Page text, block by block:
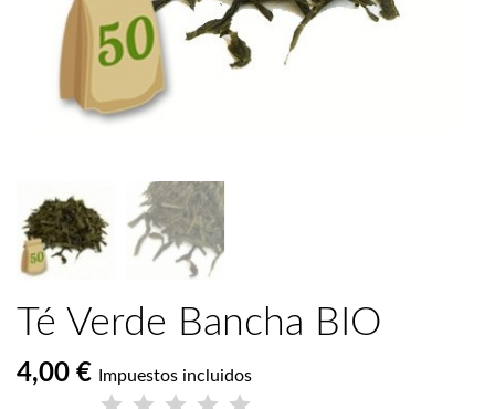
Té Verde Bancha BIO
4,00 € Impuestos incluidos